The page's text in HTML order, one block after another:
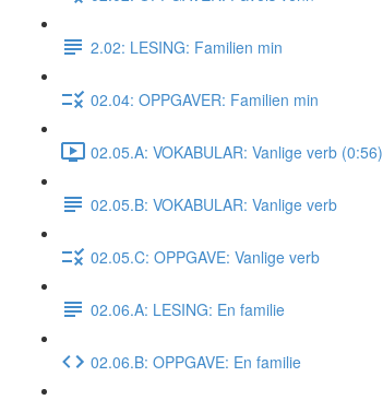
2.02: LESING: Familien min
02.04: OPPGAVER: Familien min
02.05.A: VOKABULAR: Vanlige verb (0:56)
02.05.B: VOKABULAR: Vanlige verb
02.05.C: OPPGAVE: Vanlige verb
02.06.A: LESING: En familie
02.06.B: OPPGAVE: En familie